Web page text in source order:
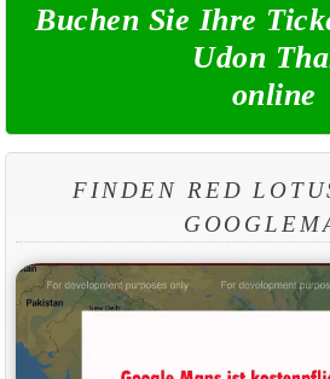
Buchen Sie Ihre
Udon
online
FINDEN RED